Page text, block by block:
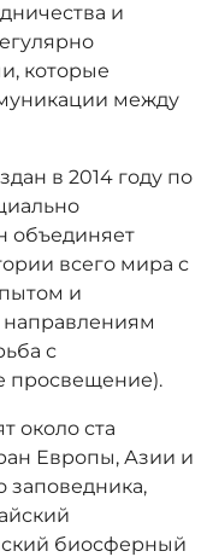
и
которые
между
в 2014 году по
объединяет
всего мира с
и
с
просвещение).
около ста
Европы, Азии и
биосферный